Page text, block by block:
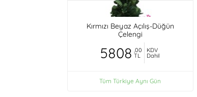
Kırmızı Beyaz Açılış-Düğün
Çelengi
5808 ,00
TL
KDV
Dahil
Tüm Türkiye Aynı Gün